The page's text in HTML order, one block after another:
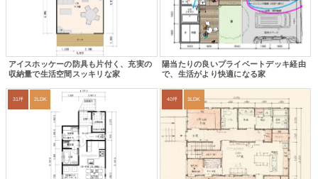
アイスホッケーの防具も片付く、充実の
収納量で生活空間スッキリな家
陽当たりの良いプライベートデッキ経由
で、生活がより快適になる家
31坪 2LDK 40坪 3LDK